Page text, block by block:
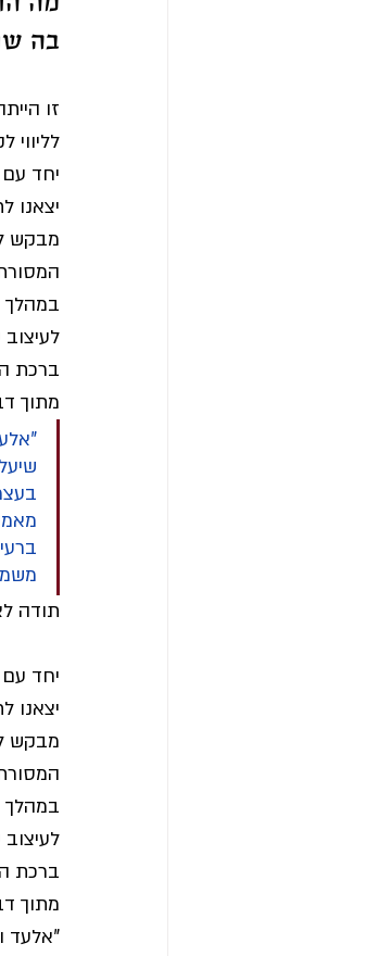
בה
זו
יחד עם
יצאנו
מבקש
במהלך
ברכת
מתוך
תודה
יחד עם
יצאנו
מבקש
במהלך
ברכת
מתוך
"אלעד